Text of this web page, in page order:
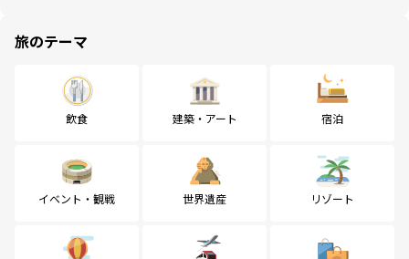
旅のテーマ
飲食 建築・アート 宿泊
イベント・観戦 世界遺産 リゾート